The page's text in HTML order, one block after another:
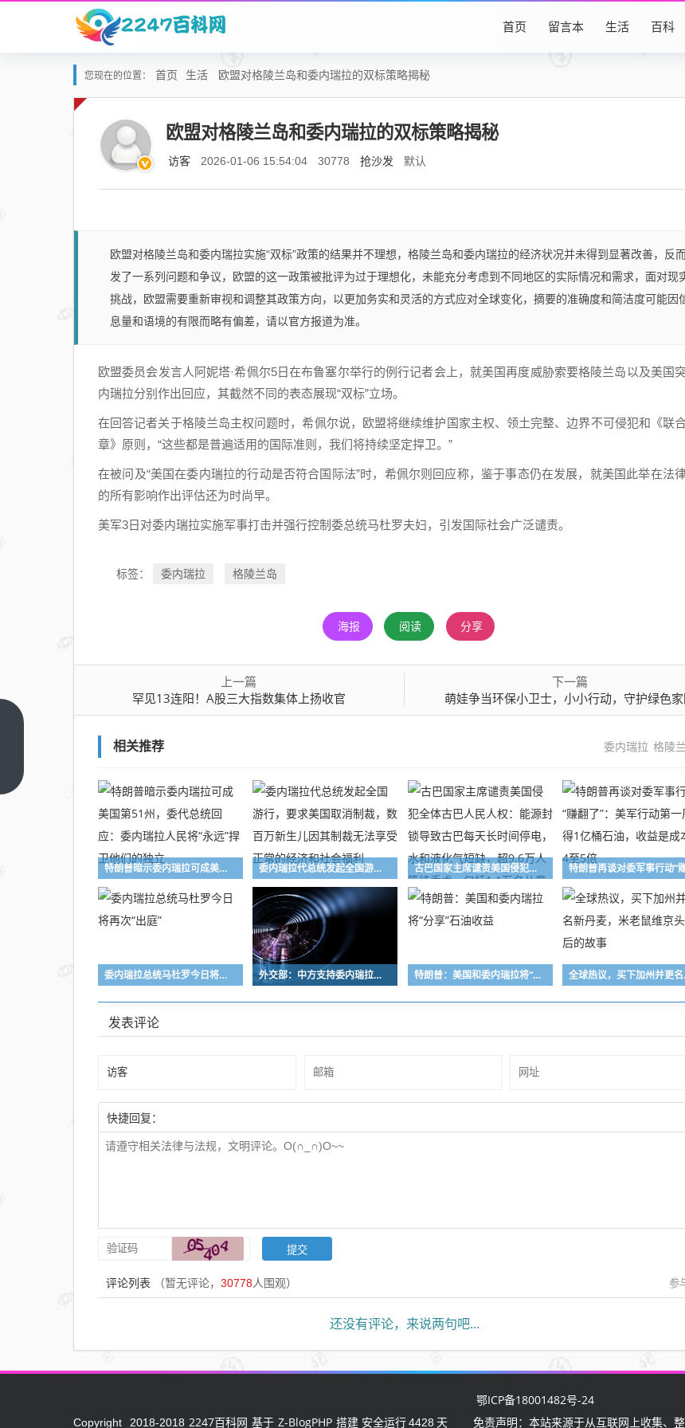
首页 留言本 生活 百科
您现在的位置： 首页 生活 欧盟对格陵兰岛和委内瑞拉的双标策略揭秘
欧盟对格陵兰岛和委内瑞拉的双标策略揭秘
访客 2026-01-06 15:54:04 30778 抢沙发 默认
欧盟对格陵兰岛和委内瑞拉实施“双标”政策的结果并不理想，格陵兰岛和委内瑞拉的经济状况并未得到显著改善，反而
发了一系列问题和争议，欧盟的这一政策被批评为过于理想化，未能充分考虑到不同地区的实际情况和需求，面对现
挑战，欧盟需要重新审视和调整其政策方向，以更加务实和灵活的方式应对全球变化，摘要的准确度和简洁度可能因
息量和语境的有限而略有偏差，请以官方报道为准。
欧盟委员会发言人阿妮塔·希佩尔5日在布鲁塞尔举行的例行记者会上，就美国再度威胁索要格陵兰岛以及美国
内瑞拉分别作出回应，其截然不同的表态展现“双标”立场。
在回答记者关于格陵兰岛主权问题时，希佩尔说，欧盟将继续维护国家主权、领土完整、边界不可侵犯和《联
章》原则，“这些都是普遍适用的国际准则，我们将持续坚定捍卫。”
在被问及“美国在委内瑞拉的行动是否符合国际法”时，希佩尔则回应称，鉴于事态仍在发展，就美国此举在法
的所有影响作出评估还为时尚早。
美军3日对委内瑞拉实施军事打击并强行控制委总统马杜罗夫妇，引发国际社会广泛谴责。
标签： 委内瑞拉 格陵兰岛
海报 阅读 分享
上一篇
罕见13连阳！A股三大指数集体上扬收官
下一篇
萌娃争当环保小卫士，小小行动，守护绿色
相关推荐 委内瑞拉 格陵
特朗普暗示委内瑞拉可成美国第51州，委代总统回应：委内瑞拉人民将“永远”捍卫他们的独立 委内瑞拉代总统发起全国游行，要求美国取消制裁，数百万新生儿因其制裁无法享受正常的经济和社会福利 古巴国家主席谴责美国侵犯全体古巴人民人权：能源封锁导致古巴每天长时间停电，水和液化气短缺，超9.6万人等待手术，包括1.1万名儿童
委内瑞拉总统马杜罗今日将再次“出庭” 外交部：中方支持委内瑞拉维护自身主权、尊严和合法权利 特朗普：美国和委内瑞拉将“分享”石油收益 全球热
发表评论
快捷回复：
评论列表 （暂无评论， 30778人围观） 参
还没有评论，来说两句吧...
鄂ICP备18001482号-24
Copyright 2018-2018 2247百科网 基于 Z-BlogPHP 搭建 安全运行4428 天 免责声明：本站来源于从互联网上收集、整